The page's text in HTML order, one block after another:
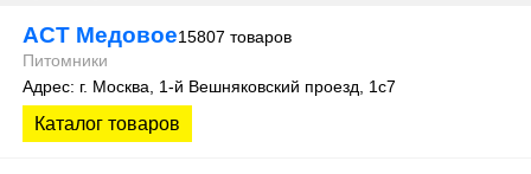
АСТ Медовое15807 товаров
Питомники
Адрес: г. Москва, 1-й Вешняковский проезд, 1с7
Каталог товаров